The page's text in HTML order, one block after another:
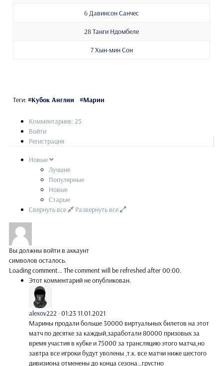
6Давинсон Санчес
28Танги Ндомбеле
7Хын-мин Сон
Теги:#Кубок Англии #Марин
Комментариев: 25
Войти
Регистрация
Новые
Лучшие
Популярные
Новые
Старые
Свернуть все
Развернуть все
Вы должны войти в аккаунт
символов осталось.
Loading comment...The comment will be refreshed after00:00.
Этот комментарий не опубликован.
alexov222 ·01:23 11.01.2021
Марины продали больше 30000 виртуальных билетов на этот
матч по десятке за каждый,заработали 80000 призовых за
время участия в кубке и 75000 за трансляцию этого матча,но
завтра все игроки будут уволены ,т.к. все матчи ниже шестого
дивизиона отменены до конца сезона...грустно